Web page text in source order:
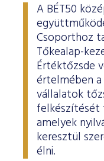
A BÉT50
Csoporthoz
Tőkealap-
Értéktőzsde
értelmében a
vállalatok
felkészítését
amelyek
keresztül
élni.